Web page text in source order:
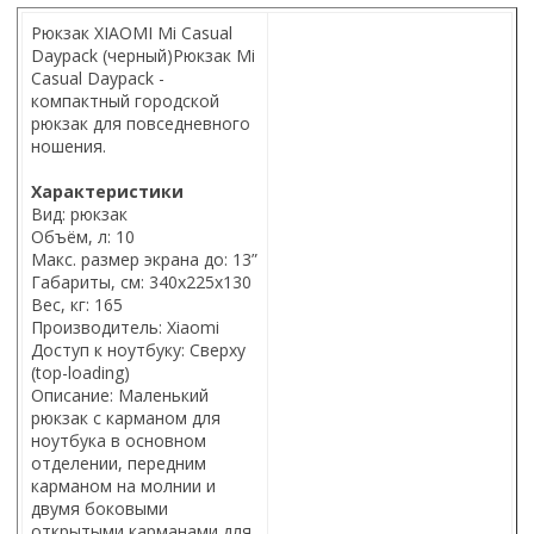
Рюкзак XIAOMI Mi Casual
Daypack (черный)Рюкзак Mi
Casual Daypack -
компактный городской
рюкзак для повседневного
ношения.
Характеристики
Вид: рюкзак
Объём, л: 10
Макс. размер экрана до: 13”
Габариты, см: 340х225х130
Вес, кг: 165
Производитель: Xiaomi
Доступ к ноутбуку: Сверху
(top-loading)
Описание: Маленький
рюкзак с карманом для
ноутбука в основном
отделении, передним
карманом на молнии и
двумя боковыми